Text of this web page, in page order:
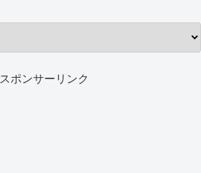
スポンサーリンク